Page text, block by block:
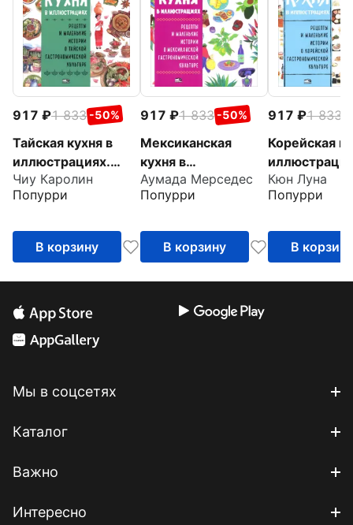
917 1 833 -50%
Тайская кухня в
иллюстрациях.
Рецепты и
маленькие истории
гастрономической
культуре
Чиу Каролин
Попурри
В корзину
917 1 833 -50%
Мексиканская
кухня в
иллюстрациях
Аумада Мерседес
Попурри
В корзину
917 1 833
Корейская
Кюн Луна
Попурри
В корзину
Мы в соцсетях
Каталог
Важно
Интересно